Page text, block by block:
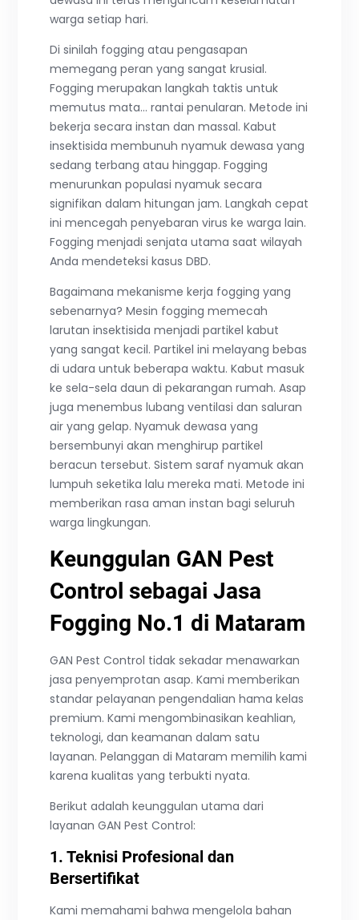
warga setiap hari.
Di sinilah fogging atau pengasapan
memegang peran yang sangat krusial.
Fogging merupakan langkah taktis untuk
memutus mata… rantai penularan. Metode ini
bekerja secara instan dan massal. Kabut
insektisida membunuh nyamuk dewasa yang
sedang terbang atau hinggap. Fogging
menurunkan populasi nyamuk secara
signifikan dalam hitungan jam. Langkah cepat
ini mencegah penyebaran virus ke warga lain.
Fogging menjadi senjata utama saat wilayah
Anda mendeteksi kasus DBD.
Bagaimana mekanisme kerja fogging yang
sebenarnya? Mesin fogging memecah
larutan insektisida menjadi partikel kabut
yang sangat kecil. Partikel ini melayang bebas
di udara untuk beberapa waktu. Kabut masuk
ke sela-sela daun di pekarangan rumah. Asap
juga menembus lubang ventilasi dan saluran
air yang gelap. Nyamuk dewasa yang
bersembunyi akan menghirup partikel
beracun tersebut. Sistem saraf nyamuk akan
lumpuh seketika lalu mereka mati. Metode ini
memberikan rasa aman instan bagi seluruh
warga lingkungan.
Keunggulan GAN Pest
Control sebagai Jasa
Fogging No.1 di Mataram
GAN Pest Control tidak sekadar menawarkan
jasa penyemprotan asap. Kami memberikan
standar pelayanan pengendalian hama kelas
premium. Kami mengombinasikan keahlian,
teknologi, dan keamanan dalam satu
layanan. Pelanggan di Mataram memilih kami
karena kualitas yang terbukti nyata.
Berikut adalah keunggulan utama dari
layanan GAN Pest Control:
1. Teknisi Profesional dan
Bersertifikat
Kami memahami bahwa mengelola bahan